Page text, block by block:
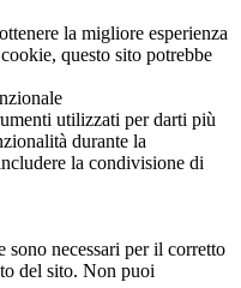
la migliore esperienza
questo sito potrebbe
utilizzati per darti più
durante la
la condivisione di
sono necessari per il corretto
del sito. Non puoi